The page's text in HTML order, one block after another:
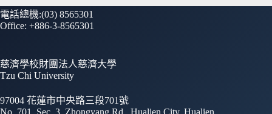
電話總機:(03) 8565301
Office: +886-3-8565301
慈濟學校財團法人慈濟大學
Tzu Chi University
97004 花蓮市中央路三段701號